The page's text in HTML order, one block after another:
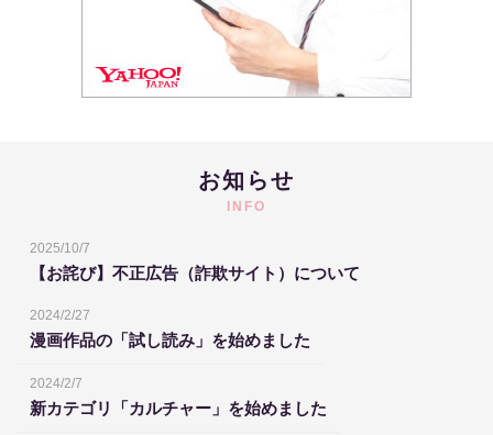
お知らせ
INFO
2025/10/7
【お詫び】不正広告（詐欺サイト）について
2024/2/27
漫画作品の「試し読み」を始めました
2024/2/7
新カテゴリ「カルチャー」を始めました